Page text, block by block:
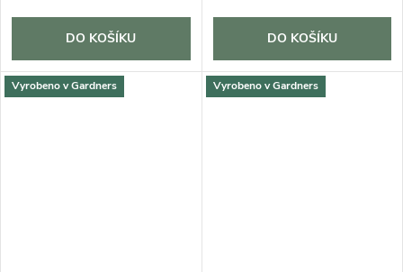
DO KOŠÍKU DO KOŠÍKU
Vyrobeno v Gardners Vyrobeno v Gardners